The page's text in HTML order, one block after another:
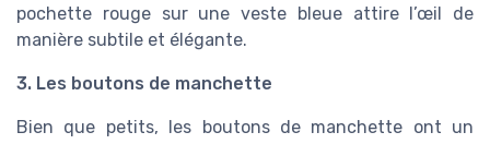
pochette rouge sur une veste bleue attire l’œil de
manière subtile et élégante.
3. Les boutons de manchette
Bien que petits, les boutons de manchette ont un